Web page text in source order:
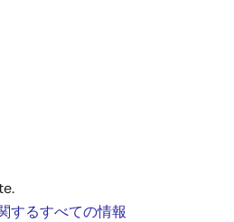
するすべての情報